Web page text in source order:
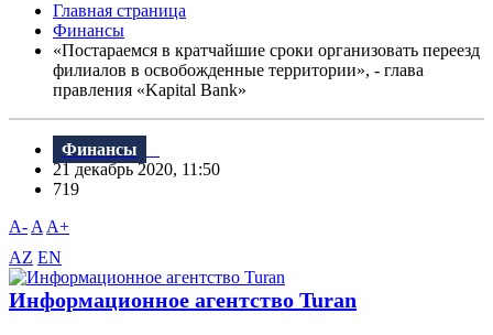
Главная страница
Финансы
«Постараемся в кратчайшие сроки организовать переезд
филиалов в освобожденные территории», - глава
правления «Kapital Bank»
Финансы
21 декабрь 2020, 11:50
719
A- A A+
AZ EN
Информационное агентство Turan